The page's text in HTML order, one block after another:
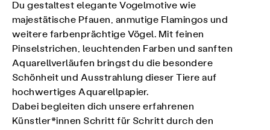
Du gestaltest elegante Vogelmotive wie
majestätische Pfauen, anmutige Flamingos und
weitere farbenprächtige Vögel. Mit feinen
Pinselstrichen, leuchtenden Farben und sanften
Aquarellverläufen bringst du die besondere
Schönheit und Ausstrahlung dieser Tiere auf
hochwertiges Aquarellpapier.
Dabei begleiten dich unsere erfahrenen
Künstler*innen Schritt für Schritt durch den